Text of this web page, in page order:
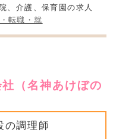
、介護、保育園の求人
（名神あけぼの
の調理師